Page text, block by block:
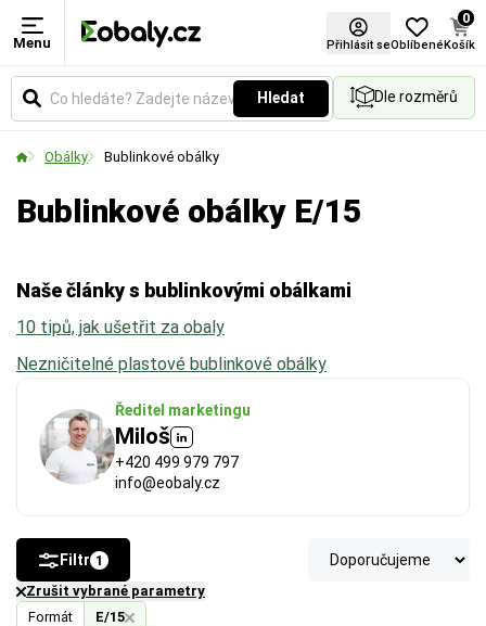
Menu Přihlásit seOblíbené
0
Košík
Hledat Dle rozměrů
Obálky Bublinkové obálky
Bublinkové obálky E/15
Ředitel marketingu
Miloš
+420 499 979 797
info@eobaly.cz
Naše články s bublinkovými obálkami
10 tipů, jak ušetřit za obaly
Nezničitelné plastové bublinkové obálky
Formát E/15
Zrušit vybrané parametry
Filtr 1
Délka
Udává reálnou vnitřní délku obálky. Klíčový rozměr
pohodlně vejde dovnitř.
Šířka
Udává reálnou vnitřní šířku obálky. Klíčový rozměr
pohodlně vejde dovnitř.
Formát
Vyberte si produkt podle standardních formátů.